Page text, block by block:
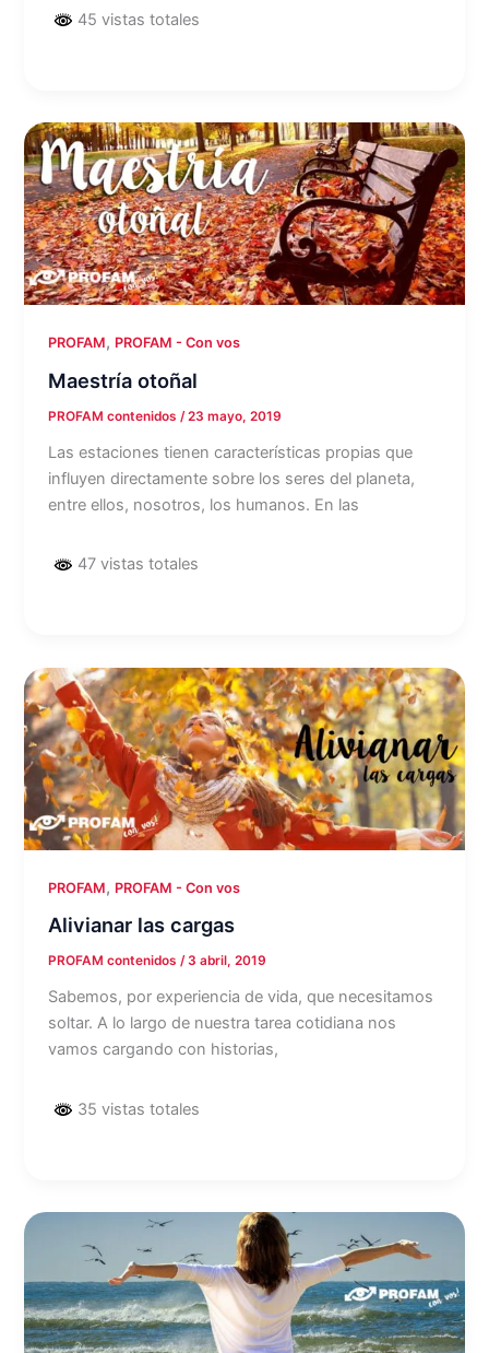
45 vistas totales
PROFAM, PROFAM - Con vos
Maestría otoñal
PROFAM contenidos /23 mayo, 2019
Las estaciones tienen características propias que
influyen directamente sobre los seres del planeta,
entre ellos, nosotros, los humanos. En las
47 vistas totales
PROFAM, PROFAM - Con vos
Alivianar las cargas
PROFAM contenidos/ 3 abril, 2019
Sabemos, por experiencia de vida, que necesitamos
soltar. A lo largo de nuestra tarea cotidiana nos
vamos cargando con historias,
35 vistas totales